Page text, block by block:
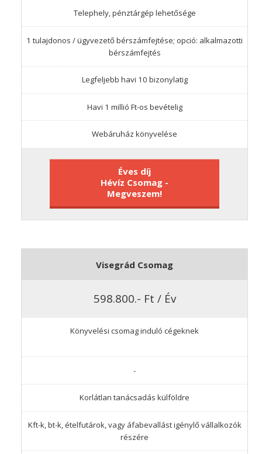
Telephely, pénztárgép lehetősége
1 tulajdonos / ügyvezető bérszámfejtése; opció: alkalmazotti
bérszámfejtés
Legfeljebb havi 10 bizonylatig
Havi 1 millió Ft-os bevételig
Webáruház könyvelése
Éves díj
Hévíz Csomag -
Megveszem!
Visegrád Csomag
598.800.- Ft / Év
Könyvelési csomag induló cégeknek
-
Korlátlan tanácsadás külföldre
Kft-k, bt-k, ételfutárok, vagy áfabevallást igénylő vállalkozók
részére